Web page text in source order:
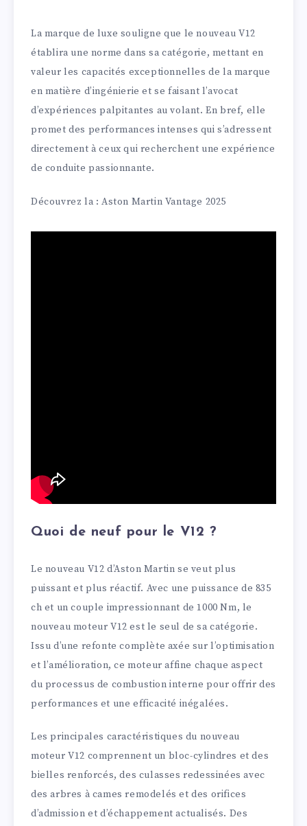
La marque de luxe souligne que le nouveau V12
établira une norme dans sa catégorie, mettant en
valeur les capacités exceptionnelles de la marque
en matière d’ingénierie et se faisant l’avocat
d’expériences palpitantes au volant. En bref, elle
promet des performances intenses qui s’adressent
directement à ceux qui recherchent une expérience
de conduite passionnante.
Découvrez la : Aston Martin Vantage 2025
Quoi de neuf pour le V12 ?
Le nouveau V12 d’Aston Martin se veut plus
puissant et plus réactif. Avec une puissance de 835
ch et un couple impressionnant de 1000 Nm, le
nouveau moteur V12 est le seul de sa catégorie.
Issu d’une refonte complète axée sur l’optimisation
et l’amélioration, ce moteur affine chaque aspect
du processus de combustion interne pour offrir des
performances et une efficacité inégalées.
Les principales caractéristiques du nouveau
moteur V12 comprennent un bloc-cylindres et des
bielles renforcés, des culasses redessinées avec
des arbres à cames remodelés et des orifices
d’admission et d’échappement actualisés. Des